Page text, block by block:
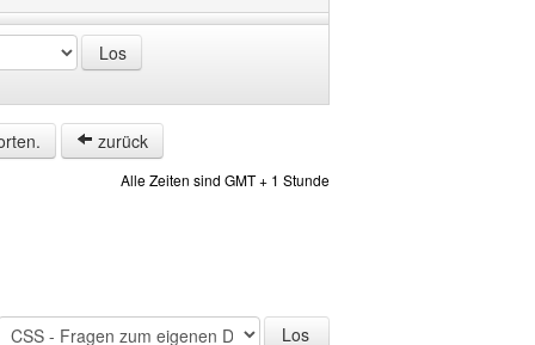
zurück
Alle Zeiten sind GMT + 1 Stunde